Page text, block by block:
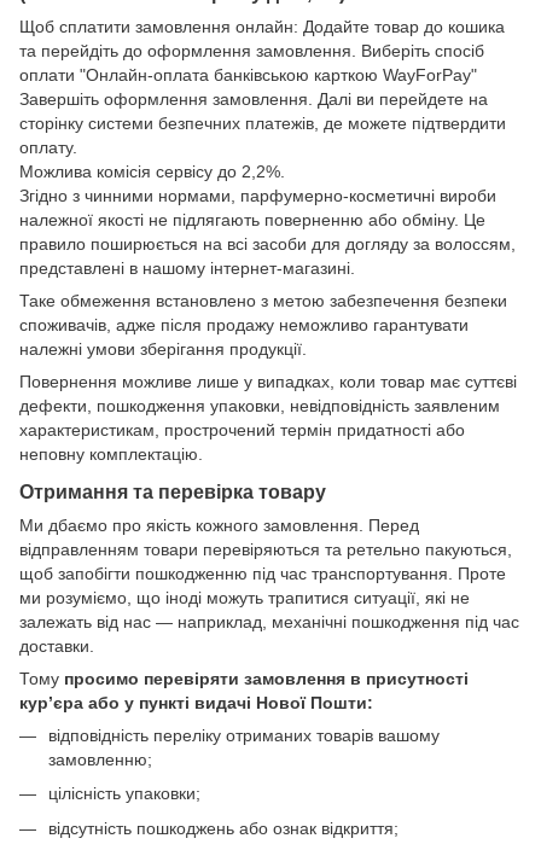
Щоб сплатити замовлення онлайн: Додайте товар до кошика
та перейдіть до оформлення замовлення. Виберіть спосіб
оплати "Онлайн-оплата банківською карткою WayForPay"
Завершіть оформлення замовлення. Далі ви перейдете на
сторінку системи безпечних платежів, де можете підтвердити
оплату.
Можлива комісія сервісу до 2,2%.
Згідно з чинними нормами, парфумерно-косметичні вироби
належної якості не підлягають поверненню або обміну. Це
правило поширюється на всі засоби для догляду за волоссям,
представлені в нашому інтернет-магазині.
Таке обмеження встановлено з метою забезпечення безпеки
споживачів, адже після продажу неможливо гарантувати
належні умови зберігання продукції.
Повернення можливе лише у випадках, коли товар має суттєві
дефекти, пошкодження упаковки, невідповідність заявленим
характеристикам, прострочений термін придатності або
неповну комплектацію.
Отримання та перевірка товару
Ми дбаємо про якість кожного замовлення. Перед
відправленням товари перевіряються та ретельно пакуються,
щоб запобігти пошкодженню під час транспортування. Проте
ми розуміємо, що іноді можуть трапитися ситуації, які не
залежать від нас — наприклад, механічні пошкодження під час
доставки.
Тому просимо перевіряти замовлення в присутності
кур’єра або у пункті видачі Нової Пошти:
відповідність переліку отриманих товарів вашому
замовленню;
цілісність упаковки;
відсутність пошкоджень або ознак відкриття;